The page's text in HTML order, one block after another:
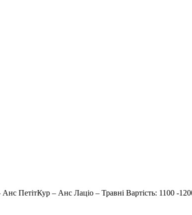
ПетітКур – Анс Лаціо – Травні Вартість: 1100 -